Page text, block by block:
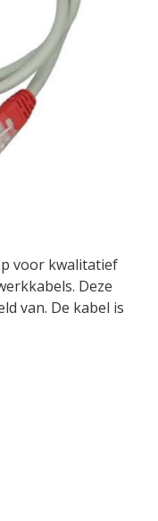
voor kwalitatief
Deze
van. De kabel is